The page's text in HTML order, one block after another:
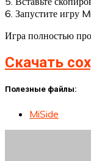
6. Запустите игру
Игра полностью
Скачать
Полезные файлы:
MiSide